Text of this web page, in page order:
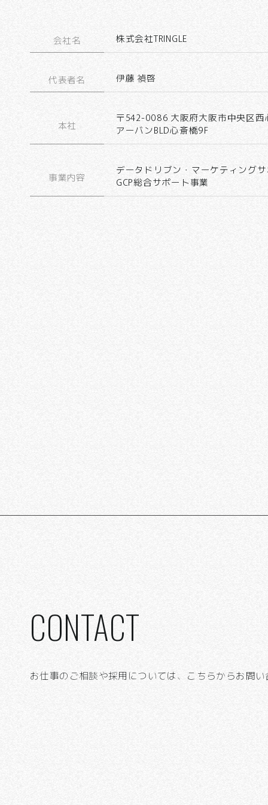
会社名 株式会社TRINGLE
代表者名 伊藤 禎啓
本社
〒542-0086 大阪府大阪市中央区西
アーバンBLD心斎橋9F
事業内容
データドリブン・マーケティング
GCP総合サポート事業
CONTACT
お仕事のご相談や採⽤については、こちらからお問